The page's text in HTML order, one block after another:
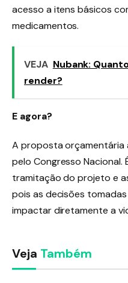
acesso a itens básicos
medicamentos.
VEJA Nubank:
render?
E agora?
A proposta orçamentária
pelo Congresso
tramitação do projeto e
pois as decisões
impactar diretamente a
Veja Também